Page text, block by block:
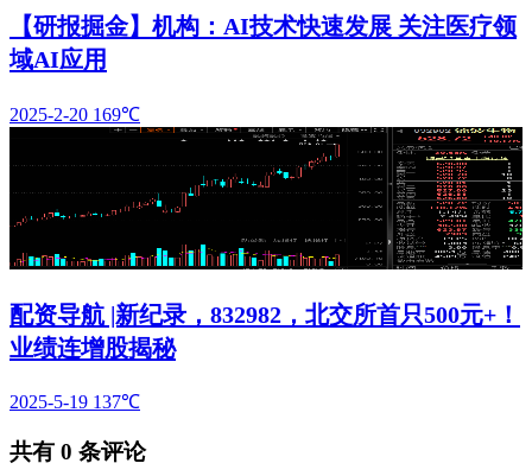
【研报掘金】机构：AI技术快速发展 关注医疗领
域AI应用
2025-2-20 169℃
配资导航 |新纪录，832982，北交所首只500元+！
业绩连增股揭秘
2025-5-19 137℃
共有 0 条评论